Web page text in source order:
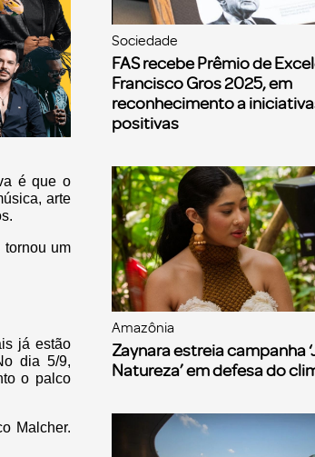
é que o
arte
um
já estão
dia 5/9,
o palco
Malcher.
Sociedade
FAS recebe Prêmio de
Francisco Gros 2025, em
reconhecimento a
positivas
Amazônia
Zaynara estreia campanha
Natureza’ em defesa do